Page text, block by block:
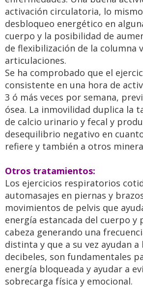
activación circulatoria, lo
desbloqueo energético en
cuerpo y la posibilidad de
de flexibilización de la columna
articulaciones.
Se ha comprobado que el
consistente en una hora de
3 ó más veces por semana,
ósea. La inmovilidad duplica la
de calcio urinario y fecal y
desequilibrio negativo en
refiere y también a otros
Otros tratamientos:
Los ejercicios respiratorios
automasajes en piernas y
movimientos de pelvis que
energía estancada del cuerpo
cabeza generando una
distinta y que a su vez ayudan a
decibeles, son fundamentales
energía bloqueada y ayudar a
sobrecarga física y emocional.